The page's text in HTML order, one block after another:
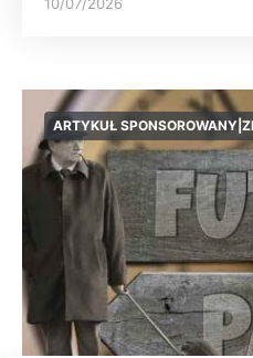
ARTYKUŁ